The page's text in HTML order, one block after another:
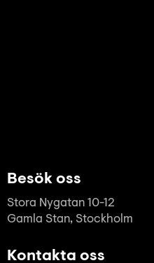
Besök oss
Stora Nygatan 10-12
Gamla Stan, Stockholm
Kontakta oss